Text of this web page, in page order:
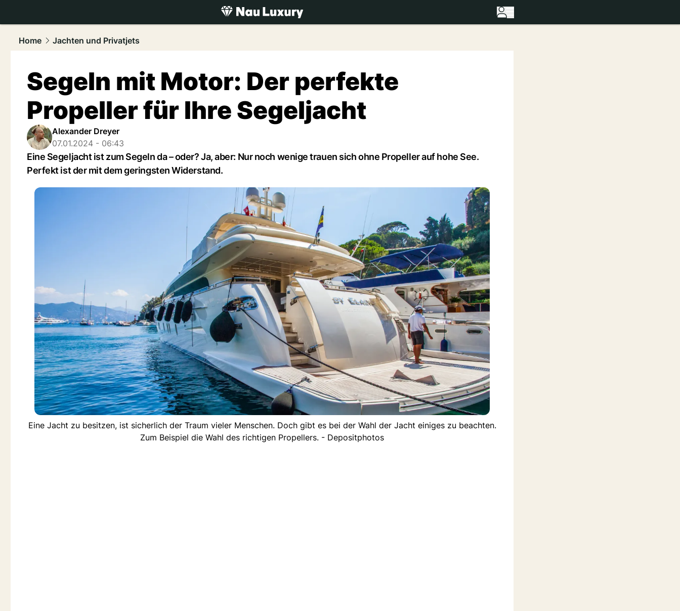
luxury.NAU.ch
Home
Jachten und Privatjets
Segeln mit Motor: Der perfekte
Propeller für Ihre Segeljacht
Alexander Dreyer
07.01.2024 - 06:43
Eine Segeljacht ist zum Segeln da – oder? Ja, aber: Nur noch wenige trauen sich ohne Propeller auf hohe See.
Perfekt ist der mit dem geringsten Widerstand.
Eine Jacht zu besitzen, ist sicherlich der Traum vieler Menschen. Doch gibt es bei der Wahl der Jacht einiges zu beachten.
Zum Beispiel die Wahl des richtigen Propellers. - Depositphotos